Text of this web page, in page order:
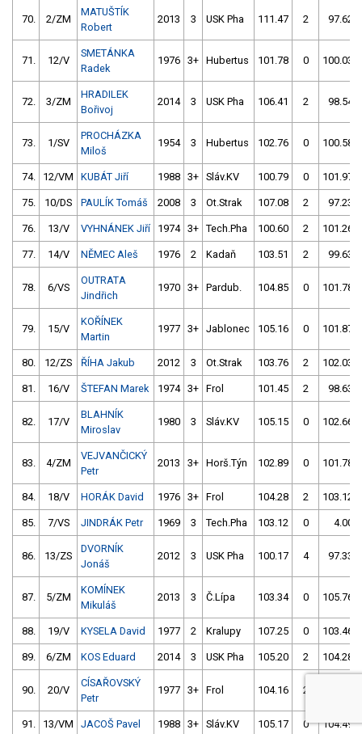
70. 2/ZM
MATUŠTÍK
Robert
2013 3 USK Pha 111.47 2 97.62
71. 12/V
SMETÁNKA
Radek
1976 3+ Hubertus 101.78 0 100.03
72. 3/ZM
HRADILEK
Bořivoj
2014 3 USK Pha 106.41 2 98.54
73. 1/SV
PROCHÁZKA
Miloš
1954 3 Hubertus 102.76 0 100.58
74. 12/VM KUBÁT Jiří 1988 3+ Sláv.KV 100.79 0 101.97
75. 10/DS PAULÍK Tomáš 2008 3 Ot.Strak 107.08 2 97.23
76. 13/V VYHNÁNEK Jiří 1974 3+ Tech.Pha 100.60 2 101.26
77. 14/V NĚMEC Aleš 1976 2 Kadaň 103.51 2 99.63
78. 6/VS
OUTRATA
Jindřich
1970 3+ Pardub. 104.85 0 101.78
79. 15/V
KOŘÍNEK
Martin
1977 3+ Jablonec 105.16 0 101.87
80. 12/ZS ŘÍHA Jakub 2012 3 Ot.Strak 103.76 2 102.03
81. 16/V ŠTEFAN Marek 1974 3+ Frol 101.45 2 98.63
82. 17/V
BLAHNÍK
Miroslav
1980 3 Sláv.KV 105.15 0 102.66
83. 4/ZM
VEJVANČICKÝ
Petr
2013 3+ Horš.Týn 102.89 0 101.78
84. 18/V HORÁK David 1976 3+ Frol 104.28 2 103.12
85. 7/VS JINDRÁK Petr 1969 3 Tech.Pha 103.12 0 4.00
86. 13/ZS
DVORNÍK
Jonáš
2012 3 USK Pha 100.17 4 97.33
87. 5/ZM
KOMÍNEK
Mikuláš
2013 3 Č.Lípa 103.34 0 105.76
88. 19/V KYSELA David 1977 2 Kralupy 107.25 0 103.46
89. 6/ZM KOS Eduard 2014 3 USK Pha 105.20 2 104.28
90. 20/V
CÍSAŘOVSKÝ
Petr
1977 3+ Frol 104.16 2
91. 13/VM JACOŠ Pavel 1988 3+ Sláv.KV 105.17 0 104.49